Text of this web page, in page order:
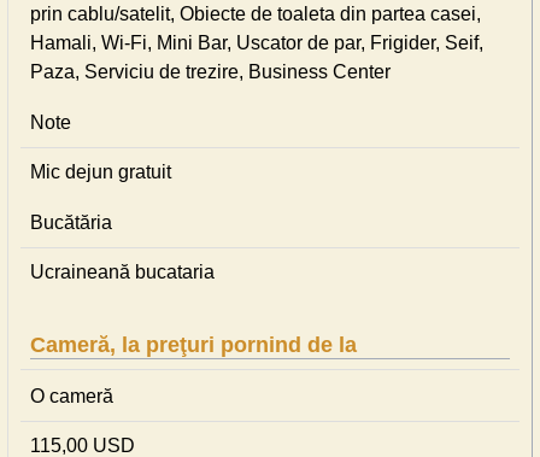
prin cablu/satelit, Obiecte de toaleta din partea casei,
Hamali, Wi-Fi, Mini Bar, Uscator de par, Frigider, Seif,
Paza, Serviciu de trezire, Business Center
Note
Mic dejun gratuit
Bucătăria
Ucraineană bucataria
Cameră, la preţuri pornind de la
O cameră
115,00 USD